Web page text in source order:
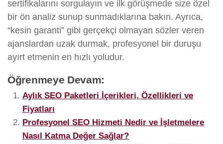
sertifikalarını sorgulayın ve ilk görüşmede size özel
bir ön analiz sunup sunmadıklarına bakın. Ayrıca,
“kesin garanti” gibi gerçekçi olmayan sözler veren
ajanslardan uzak durmak, profesyonel bir duruşu
ayırt etmenin en hızlı yoludur.
Öğrenmeye Devam:
Aylık SEO Paketleri İçerikleri, Özellikleri ve
Fiyatları
Profesyonel SEO Hizmeti Nedir ve İşletmelere
Nasıl Katma Değer Sağlar?